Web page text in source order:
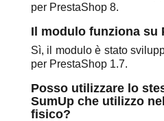
per PrestaShop 8.
Il modulo funziona su
Sì, il modulo è stato
per PrestaShop 1.7.
Posso utilizzare lo
SumUp che utilizzo
fisico?